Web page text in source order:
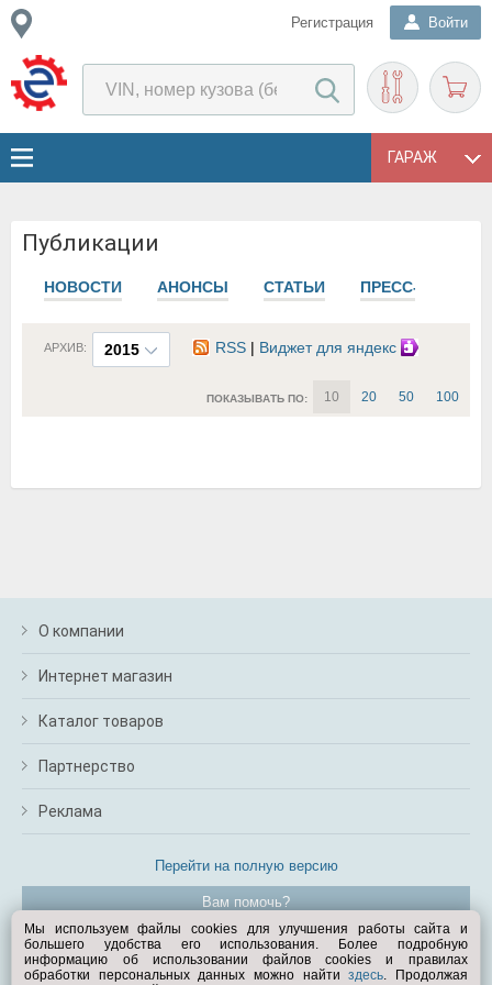
Регистрация Войти
ГАРАЖ
Публикации
НОВОСТИ АНОНСЫ СТАТЬИ ПРЕСС-РЕЛИЗЫ
2015
АРХИВ: RSS | Виджет для яндекс
ПОКАЗЫВАТЬ ПО: 10 20 50 100
О компании
Интернет магазин
Каталог товаров
Партнерство
Реклама
Перейти на полную версию
Вам помочь?
© Exist.ru 1998—2026
Мы используем файлы cookies для улучшения работы сайта и
большего удобства его использования. Более подробную
информацию об использовании файлов cookies и правилах
обработки персональных данных можно найтиздесь. Продолжая